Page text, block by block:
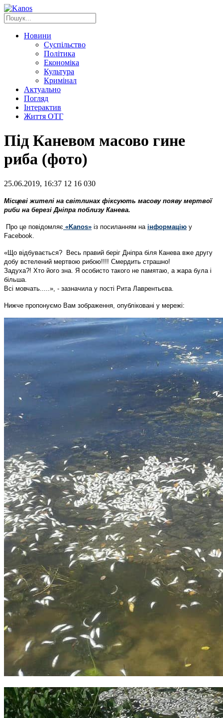
Новини
Суспільство
Політика
Економіка
Культура
Кримінал
Актуально
Погляд
Інтерактив
Життя ОТГ
Під Каневом масово гине
риба (фото)
25.06.2019, 16:37 12 16 030
Місцеві жителі на світлинах фіксують масову появу мертвої
риби на березі Дніпра поблизу Канева.
Про це повідомляє «Kanos» із посиланням на інформацію у
Facebook.
«Що відбувається?
Весь правий беріг Дніпра біля Канева вже другу
добу встелений мертвою рибою!!!! Смердить страшно!
Задуха?! Хто його зна. Я особисто такого не памятаю, а жара була і
більша.
Всі мовчать.....», - зазначила у пості Рита Лаврентьєва.
Нижче пропонуємо Вам зображення, опубліковані у мережі: